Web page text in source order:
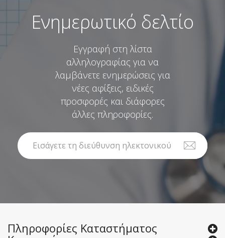
Ενημερωτικό δελτίο
Εγγραφή στη λίστα
αλληλογραφίας για να
λαμβάνετε ενημερώσεις για
νέες αφίξεις, ειδικές
προσφορές και διάφορες
άλλες πληροφορίες.
Πληροφορίες Καταστήματος